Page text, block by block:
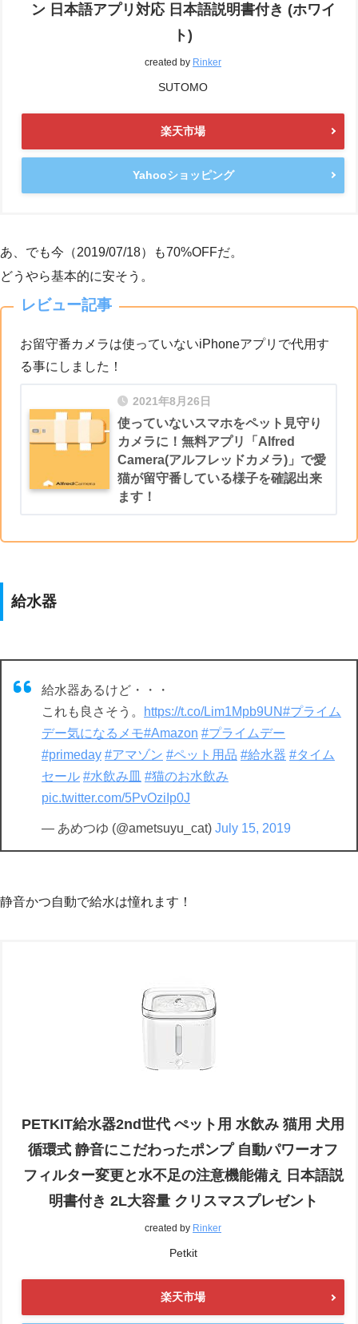
ン 日本語アプリ対応 日本語説明書付き (ホワイ
ト)
created by Rinker
SUTOMO
楽天市場
Yahooショッピング
あ、でも今（2019/07/18）も70%OFFだ。
どうやら基本的に安そう。
レビュー記事
お留守番カメラは使っていないiPhoneアプリで代用す
る事にしました！
2021年8月26日
使っていないスマホをペット見守り
カメラに！無料アプリ「Alfred
Camera(アルフレッドカメラ)」で愛
猫が留守番している様子を確認出来
ます！
給水器
給水器あるけど・・・
これも良さそう。
https://t.co/Lim1Mpb9UN#プライム
デー気になるメモ#Amazon #プライムデー
#primeday #アマゾン #ペット用品 #給水器 #タイム
セール #水飲み皿 #猫のお水飲み
pic.twitter.com/5PvOziIp0J
— あめつゆ (@ametsuyu_cat) July 15, 2019
静音かつ自動で給水は憧れます！
PETKIT給水器2nd世代 ぺット用 水飲み 猫用 犬用
循環式 静音にこだわったポンプ 自動パワーオフ
フィルター変更と水不足の注意機能備え 日本語説
明書付き 2L大容量 クリスマスプレゼント
created by Rinker
Petkit
楽天市場